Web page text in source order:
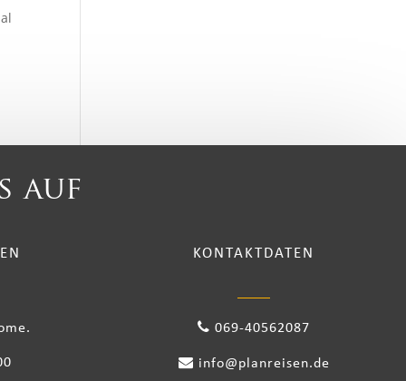
auf
KONTAKTDATEN
069-40562087
info@planreisen.de